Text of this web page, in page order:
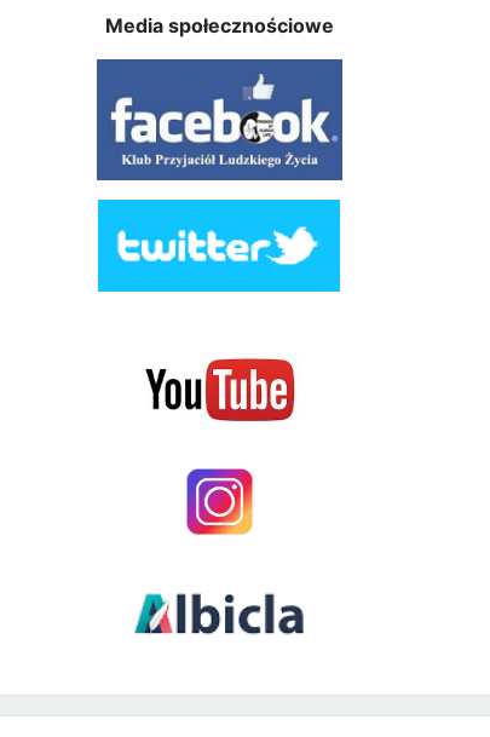
Media społecznościowe